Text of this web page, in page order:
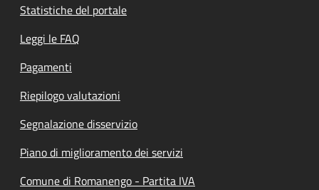
Statistiche del portale
Leggi le FAQ
Pagamenti
Riepilogo valutazioni
Segnalazione disservizio
Piano di miglioramento dei servizi
Comune di Romanengo - Partita IVA